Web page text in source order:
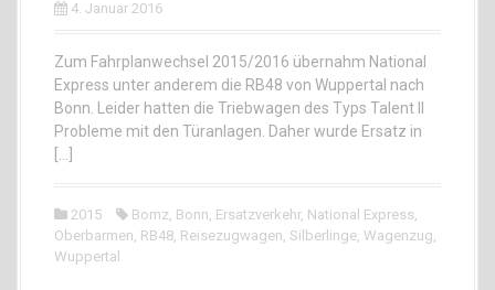
4. Januar 2016
Zum Fahrplanwechsel 2015/2016 übernahm National
Express unter anderem die RB48 von Wuppertal nach
Bonn. Leider hatten die Triebwagen des Typs Talent II
Probleme mit den Türanlagen. Daher wurde Ersatz in
2015 Bomz, Bonn, Ersatzverkehr, National Express,
Oberbarmen, RB48, Reisezugwagen, Silberlinge, Wagenzug,
Wuppertal